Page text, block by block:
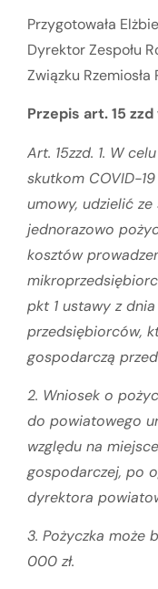
Przygotowała
Dyrektor Zespołu
Związku Rzemiosła
Przepis art. 15
Art. 15zzd. 1. W
skutkom COVID-
umowy, udzielić
jednorazowo
kosztów
pkt 1 ustawy z
przedsiębiorców,
gospodarczą
2. Wniosek o
do powiatowego
względu na
gospodarczej, po
dyrektora
3. Pożyczka może
000 zł.